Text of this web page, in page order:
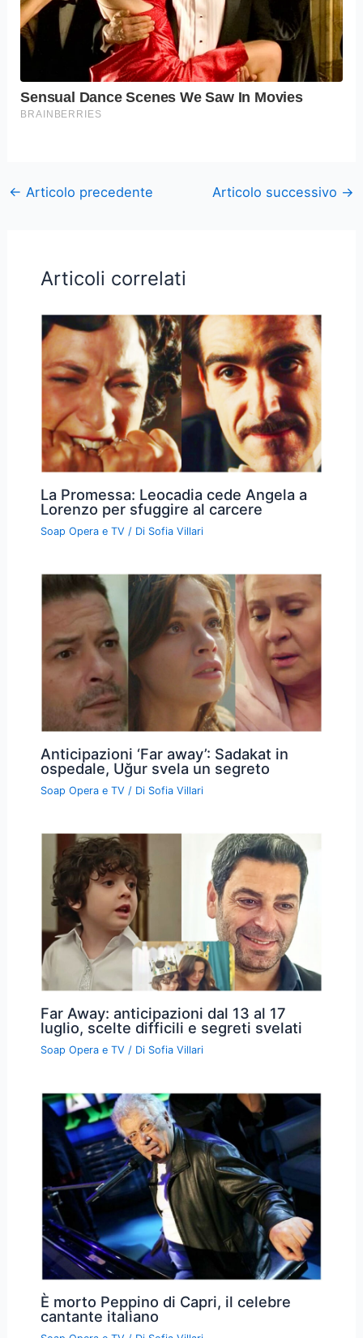
← Articolo precedente Articolo successivo →
Articoli correlati
La Promessa: Leocadia cede Angela a
Lorenzo per sfuggire al carcere
Soap Opera e TV / Di Sofia Villari
Anticipazioni ‘Far away’: Sadakat in
ospedale, Uğur svela un segreto
Soap Opera e TV / Di Sofia Villari
Far Away: anticipazioni dal 13 al 17
luglio, scelte difficili e segreti svelati
Soap Opera e TV / Di Sofia Villari
È morto Peppino di Capri, il celebre
cantante italiano